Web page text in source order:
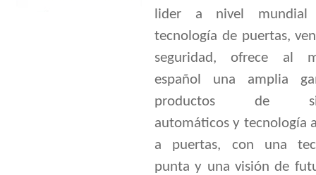
lider a nivel
tecnología de puertas,
seguridad, ofrece al
español una amplia
productos de
automáticos y tecnología
a puertas, con una
punta y una visión de